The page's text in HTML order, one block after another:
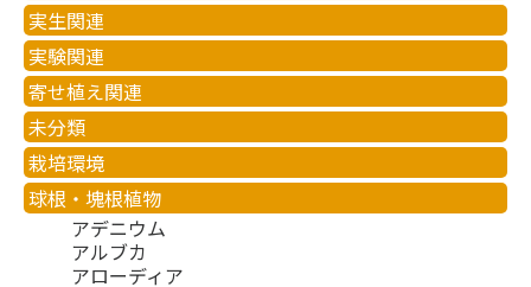
実生関連
実験関連
寄せ植え関連
未分類
栽培環境
球根・塊根植物
アデニウム
アルブカ
アローディア